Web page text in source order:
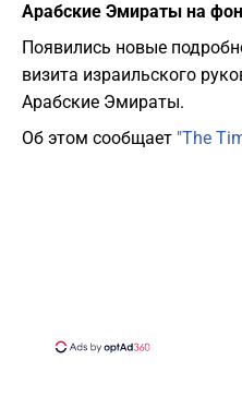
Арабские Эмираты на
Появились новые
визита израильского
Арабские Эмираты.
Об этом сообщает "The